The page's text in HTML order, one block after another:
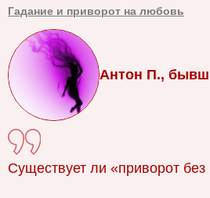
Гадание и приворот на любовь
Антон П.,
Существует ли «приворот без